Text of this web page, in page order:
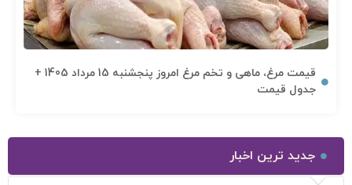
قیمت مرغ، ماهی و تخم مرغ امروز پنجشنبه 15 مرداد 1405 +
جدول قیمت
جدید ترین اخبار